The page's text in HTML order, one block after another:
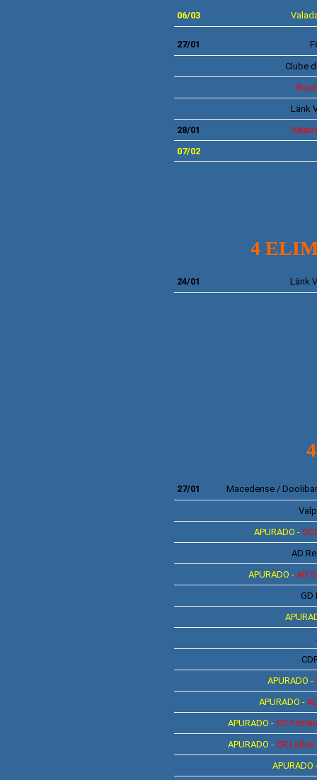
06/03
27/01
Clube
Länk
28/01
07/02
4
24/01 Länk
27/01 Macedense /
APURADO -
AD
APURADO - AD
GD
APURADO -
APURADO -
APURADO -SC
APURADO - CR Leões
APURADO